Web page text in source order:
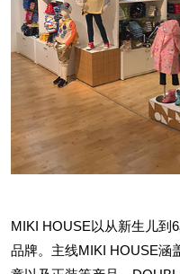
MIKI HOUSE以从新生儿到
品牌。主线MIKI HOUSE涵